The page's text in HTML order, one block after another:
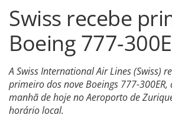
Swiss recebe
Boeing 777-
A Swiss International Air Lines (Swiss)
primeiro dos nove Boeings 777-
manhã de hoje no Aeroporto de
horário local.